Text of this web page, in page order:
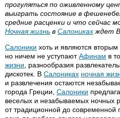
прогуляться по оживленному
выиграть состояние в
средние расценки и что сейчас
Ночная жизнь в Салониках ждет
Салоники хоть и являются
но ничем не уступаютАфинам в
жизни , разнообразия
дискотек. В Салониках ночная
и развлечения остаются
города Греции, Салоники
веселых и незабываемых ночных
от традиционной до современной